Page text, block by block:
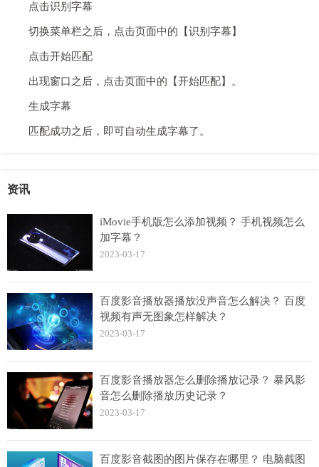
点击识别字幕
切换菜单栏之后，点击页面中的【识别字幕】
点击开始匹配
出现窗口之后，点击页面中的【开始匹配】。
生成字幕
匹配成功之后，即可自动生成字幕了。
资讯
iMovie手机版怎么添加视频？ 手机视频怎么
加字幕？
2023-03-17
百度影音播放器播放没声音怎么解决？ 百度
视频有声无图象怎样解决？
2023-03-17
百度影音播放器怎么删除播放记录？ 暴风影
音怎么删除播放历史记录？
2023-03-17
百度影音截图的图片保存在哪里？ 电脑截图